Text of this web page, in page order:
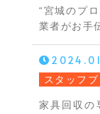
“宮城のプ
業者がお手
スタッフ
家具回収の